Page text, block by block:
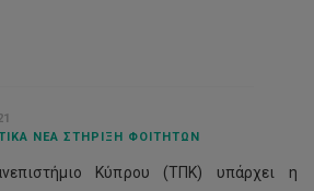
ΝΈΑ ΣΤΉΡΙΞΗ ΦΟΙΤΗΤΏΝ
Κύπρου (ΤΠΚ) υπάρχει η